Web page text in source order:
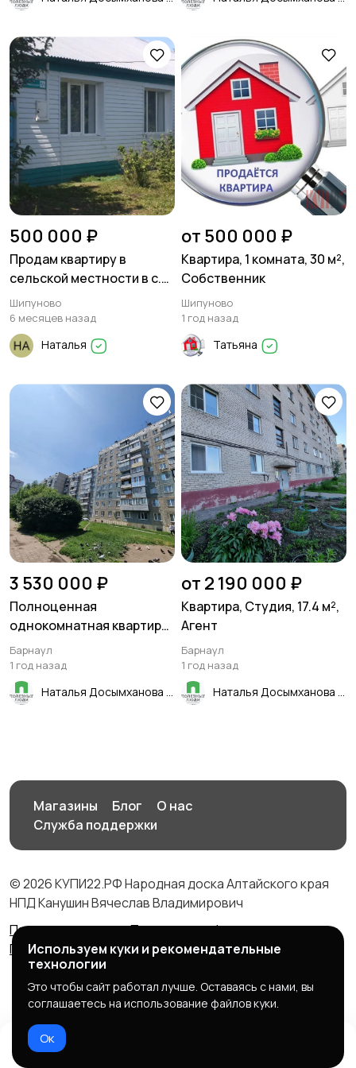
500 000 ₽
Продам квартиру в
сельской местности в с.
Ельцовка, Шипуновский
район
Шипуново
6 месяцев назад
Наталья
от 500 000 ₽
Квартира, 1 комната, 30 м²,
Собственник
Шипуново
1 год назад
Татьяна
3 530 000 ₽
Полноценная
однокомнатная квартира!
В Индустриальном
районе!
Барнаул
1 год назад
Наталья Досымханова
от 2 190 000 ₽
Квартира, Студия, 17.4 м²,
Агент
Барнаул
1 год назад
Наталья Досымханова
Магазины Блог
О нас
Служба поддержки
© 2026 КУПИ22.РФ Народная доска Алтайского края
НПД Канушин Вячеслав Владимирович
Правила сервиса
Политика конфиденциальности
Политика использования cookie
Используем куки и рекомендательные
технологии
Это чтобы сайт работал лучше. Оставаясь с нами, вы
соглашаетесь на использование файлов куки.
Ок